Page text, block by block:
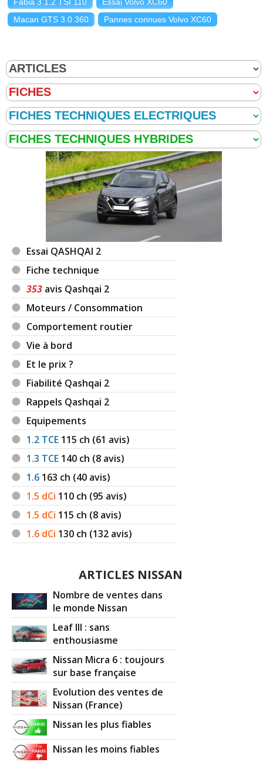
Macan GTS 3.0 360
Pannes connues Volvo XC60
Essai QASHQAI 2
Fiche technique
353 avis Qashqai 2
Moteurs / Consommation
Comportement routier
Vie à bord
Et le prix ?
Fiabilité Qashqai 2
Rappels Qashqai 2
Equipements
1.2 TCE 115 ch (61 avis)
1.3 TCE 140 ch (8 avis)
1.6 163 ch (40 avis)
1.5 dCi 110 ch (95 avis)
1.5 dCi 115 ch (8 avis)
1.6 dCi 130 ch (132 avis)
ARTICLES NISSAN
Nombre de ventes dans
le monde Nissan
Leaf III : sans
enthousiasme
Nissan Micra 6 : toujours
sur base française
Evolution des ventes de
Nissan (France)
Nissan les plus fiables
Nissan les moins fiables